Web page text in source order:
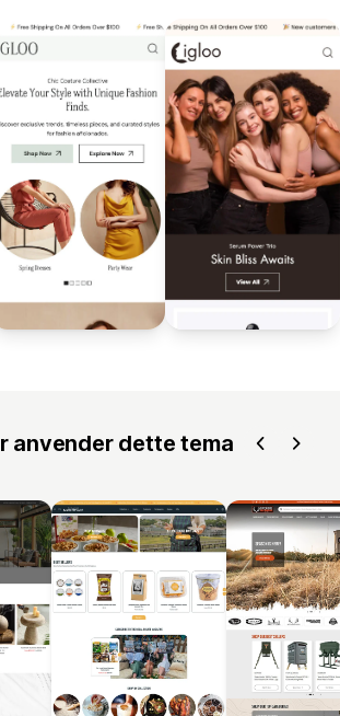
anvender dette tema